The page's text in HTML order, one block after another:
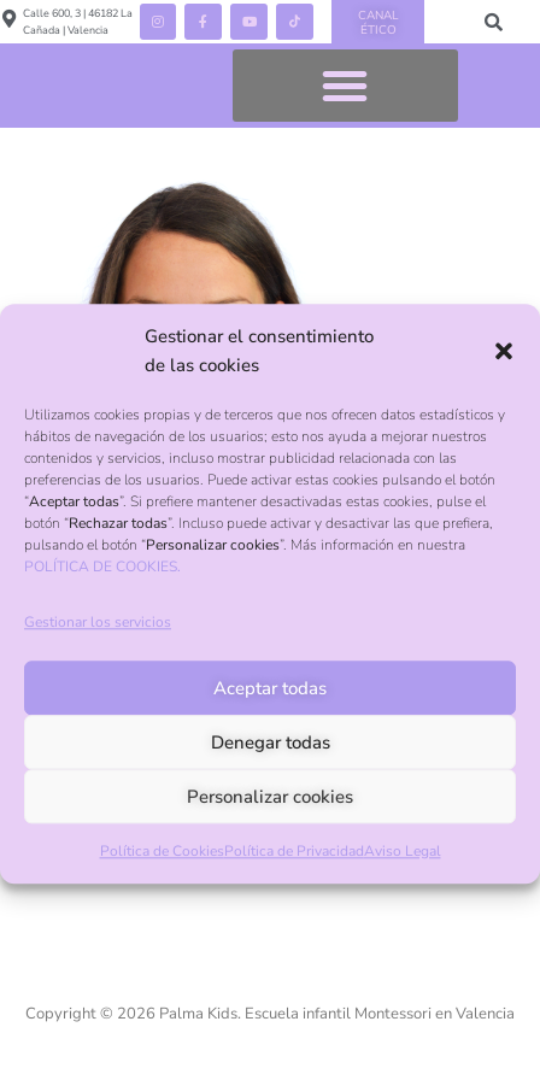
Gestionar el consentimiento
de las cookies
Utilizamos cookies propias y de terceros que nos ofrecen datos estadísticos y
hábitos de navegación de los usuarios; esto nos ayuda a mejorar nuestros
contenidos y servicios, incluso mostrar publicidad relacionada con las
preferencias de los usuarios. Puede activar estas cookies pulsando el botón
“Aceptar todas”. Si prefiere mantener desactivadas estas cookies, pulse el
botón “Rechazar todas”. Incluso puede activar y desactivar las que prefiera,
pulsando el botón “Personalizar cookies”. Más información en nuestra
POLÍTICA DE COOKIES.
Gestionar los servicios
Aceptar todas
Denegar todas
Personalizar cookies
Política de CookiesPolítica de PrivacidadAviso Legal
Calle 600, 3 | 46182 La
Cañada | Valencia
CANAL
ÉTICO
Contacto
Calle 600, 3, La Cañada, Valencia, 46182
Copyright © 2026 Palma Kids. Escuela infantil Montessori en Valencia